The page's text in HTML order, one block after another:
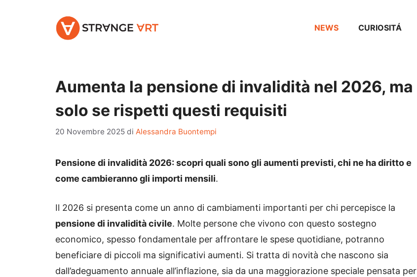
NEWS CURIOSITÁ
Aumenta la pensione di invalidità nel 2026, ma
solo se rispetti questi requisiti
20 Novembre 2025 di Alessandra Buontempi
Pensione di invalidità 2026: scopri quali sono gli aumenti previsti, chi ne ha diritto e
come cambieranno gli importi mensili.
Il 2026 si presenta come un anno di cambiamenti importanti per chi percepisce la
pensione di invalidità civile. Molte persone che vivono con questo sostegno
economico, spesso fondamentale per affrontare le spese quotidiane, potranno
beneficiare di piccoli ma significativi aumenti. Si tratta di novità che nascono sia
dall’adeguamento annuale all’inflazione, sia da una maggiorazione speciale pensata per